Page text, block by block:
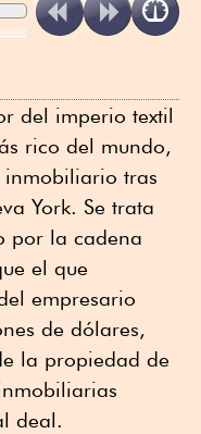
del imperio textil
rico del mundo,
tras
York. Se trata
por la cadena
el que
empresario
de dólares,
la propiedad de
deal.